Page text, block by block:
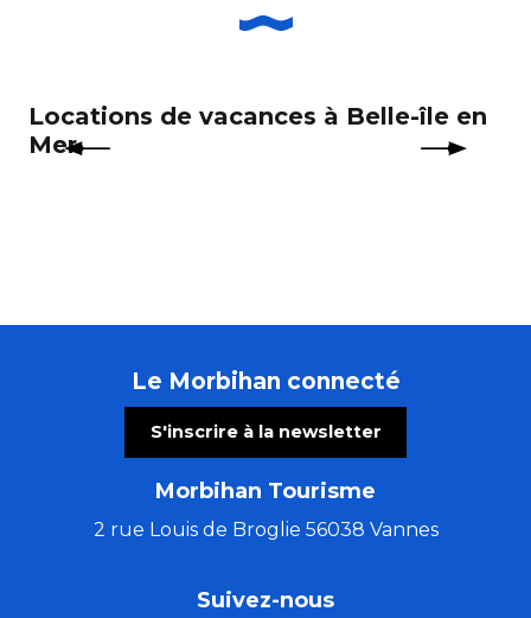
Studio
Locations de vacances à Belle-île en
Mer
Le Morbihan connecté
S'inscrire à la newsletter
Morbihan Tourisme
2 rue Louis de Broglie 56038 Vannes
Suivez-nous